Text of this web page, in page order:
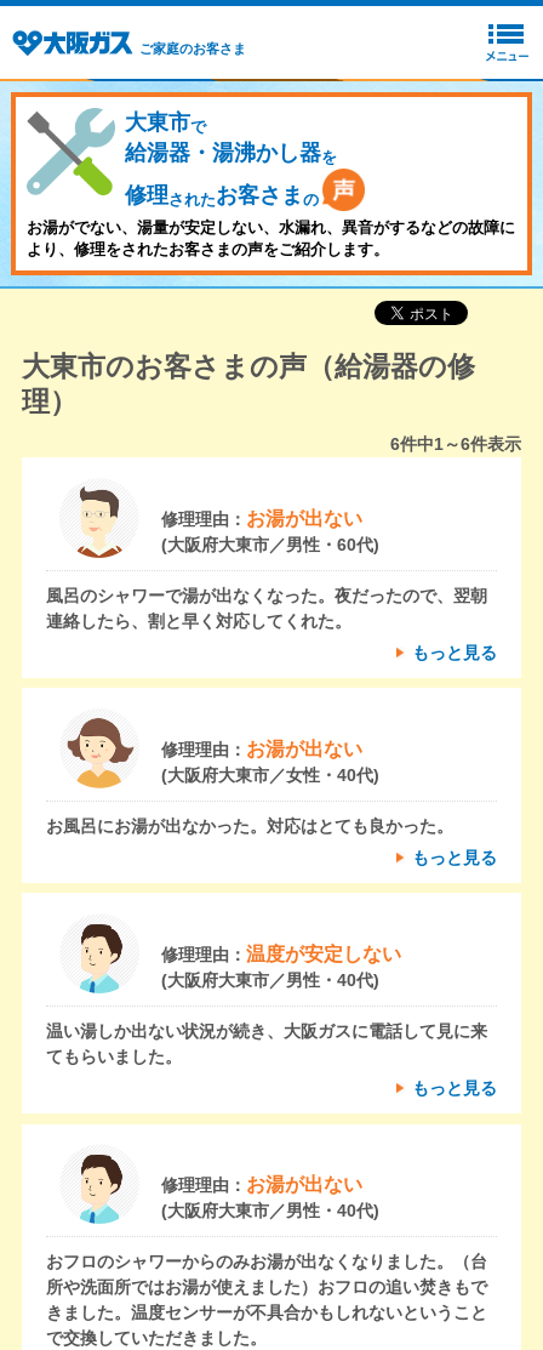
ご家庭のお客さま
大東市で
給湯器・湯沸かし器を
修理されたお客さま の
お湯がでない、湯量が安定しない、水漏れ、異音がするなどの故障に
より、修理をされたお客さまの声をご紹介します。
大東市のお客さまの声（給湯器の修
理）
6件中1～6件表示
修理理由： お湯が出ない
(大阪府大東市／男性・60代)
風呂のシャワーで湯が出なくなった。夜だったので、翌朝
連絡したら、割と早く対応してくれた。
もっと見る
修理理由： お湯が出ない
(大阪府大東市／女性・40代)
お風呂にお湯が出なかった。対応はとても良かった。
もっと見る
修理理由： 温度が安定しない
(大阪府大東市／男性・40代)
温い湯しか出ない状況が続き、大阪ガスに電話して見に来
てもらいました。
もっと見る
修理理由： お湯が出ない
(大阪府大東市／男性・40代)
おフロのシャワーからのみお湯が出なくなりました。（台
所や洗面所ではお湯が使えました）おフロの追い焚きもで
きました。温度センサーが不具合かもしれないということ
で交換していただきました。